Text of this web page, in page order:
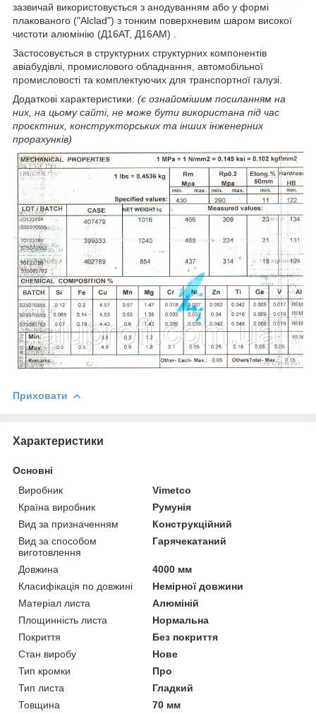
зазвичай використовується з анодуванням або у формі
плакованого ("Alclad") з тонким поверхневим шаром високої
чистоти алюмінію (Д16АТ, Д16АМ) .
Застосовується в структурних структурних компонентів
авіабудівлі, промислового обладнання, автомобільної
промисловості та комплектуючих для транспортної галузі.
Додаткові характеристики: (є ознайомішим посиланням на
них, на цьому сайті, не може бути використана під час
проєктних, конструкторських та інших інженерних
прорахунків)
Приховати
Характеристики
Основні
Виробник
Vimetco
Країна виробник
Румунія
Вид за призначенням
Конструкційний
Вид за способом
виготовлення
Гарячекатаний
Довжина
4000 мм
Класифікація по довжині
Немірної довжини
Матеріал листа
Алюміній
Площинність листа
Нормальна
Покриття
Без покриття
Стан виробу
Нове
Тип кромки
Про
Тип листа
Гладкий
Товщина
70 мм